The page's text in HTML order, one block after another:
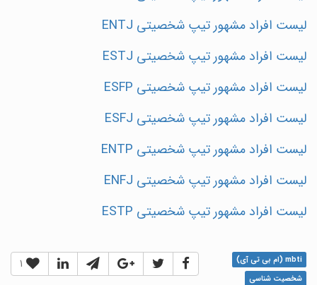
لیست افراد مشهور تیپ شخصیتی ENTJ
لیست افراد مشهور تیپ شخصیتی ESTJ
لیست افراد مشهور تیپ شخصیتی ESFP
لیست افراد مشهور تیپ شخصیتی ESFJ
لیست افراد مشهور تیپ شخصیتی ENTP
لیست افراد مشهور تیپ شخصیتی ENFJ
لیست افراد مشهور تیپ شخصیتی ESTP
1
mbti (ام بی تی آی)
شخصیت شناسی